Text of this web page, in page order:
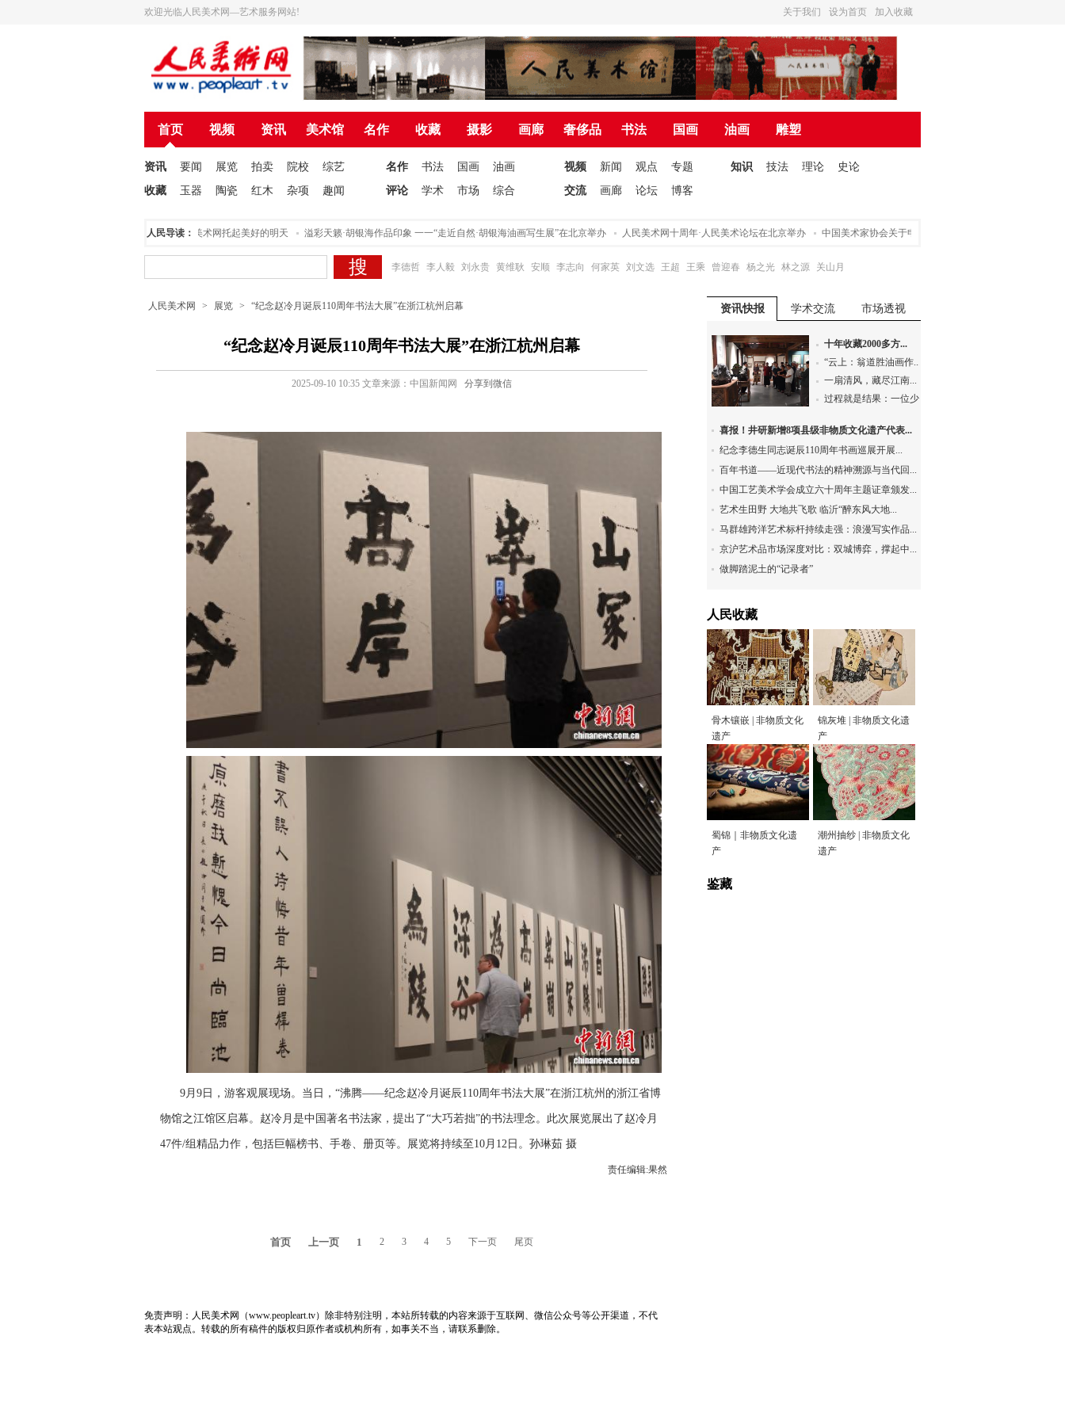
欢迎光临人民美术网—艺术服务网站! 加入收藏
设为首页
关于我们
首页 视频 资讯 美术馆 名作 收藏 摄影 画廊 奢侈品 书法 国画 油画 雕塑
资讯 要闻 展览 拍卖 院校
综艺
收藏
玉器 陶瓷 红木 杂项 趣闻
名作 书法 国画
油画
评论
学术 市场 综合
视频 新闻 观点
专题
交流
画廊 论坛 博客
知识 技法 理论 史论
人民导读：
为人民美术网托起美好的明天 溢彩天籁·胡银海作品印象 一一“走近自然·胡银海油画写生展”在北京举办 人民美术网十周年·人民美术论坛在北京举办 中国美术家协会关于申请入会途径的声明
李德哲 李人毅 刘永贵 黄维耿 安顺 李志向 何家英 刘文选 王超 王乘 曾迎春 杨之光 林之源 关山月
人民美术网 > 展览 > “纪念赵冷月诞辰110周年书法大展”在浙江杭州启幕
“纪念赵冷月诞辰110周年书法大展”在浙江杭州启幕
2025-09-10 10:35 文章来源：中国新闻网 分享到微信
9月9日，游客观展现场。当日，“沸腾——纪念赵冷月诞辰110周年书法大展”在浙江杭州的浙江省博
物馆之江馆区启幕。赵冷月是中国著名书法家，提出了“大巧若拙”的书法理念。此次展览展出了赵冷月
47件/组精品力作，包括巨幅榜书、手卷、册页等。展览将持续至10月12日。孙琳茹 摄
责任编辑:果然
首页 上一页 1 2 3 4 5 下一页 尾页
免责声明：人民美术网（www.peopleart.tv）除非特别注明，本站所转载的内容来源于互联网、微信公众号等公开渠道，不代
表本站观点。转载的所有稿件的版权归原作者或机构所有，如事关不当，请联系删除。
资讯快报 学术交流 市场透视
十年收藏2000多方...
“云上：翁道胜油画作...
一扇清风，藏尽江南...
过程就是结果：一位少...
喜报！井研新增8项县级非物质文化遗产代表...
纪念李德生同志诞辰110周年书画巡展开展...
百年书道——近现代书法的精神溯源与当代回...
中国工艺美术学会成立六十周年主题证章颁发...
艺术生田野 大地共飞歌 临沂“醉东风大地...
马群雄跨洋艺术标杆持续走强：浪漫写实作品...
京沪艺术品市场深度对比：双城博弈，撑起中...
做脚踏泥土的“记录者”
人民收藏
骨木镶嵌 | 非物质文化
遗产
锦灰堆 | 非物质文化遗
产
蜀锦｜非物质文化遗
产
潮州抽纱 | 非物质文化
遗产
鉴藏